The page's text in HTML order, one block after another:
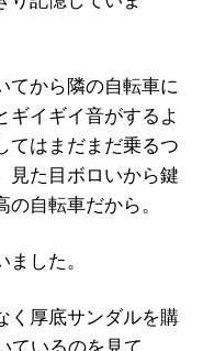
から隣の自転車に
ギイギイ音がするよ
てはまだまだ乗るつ
見た目ボロいから鍵
自転車だから。
した。
く厚底サンダルを購